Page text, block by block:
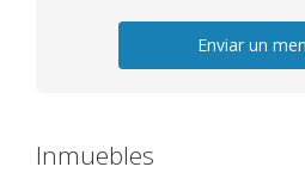
Enviar un
Inmuebles